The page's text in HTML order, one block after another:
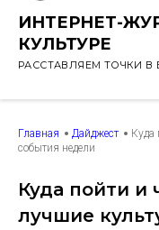
ИНТЕРНЕТ-
КУЛЬТУРЕ
РАССТАВЛЯЕМ ТОЧКИ
Главная Дайджест
Куда
события недели
Куда пойти и
лучшие